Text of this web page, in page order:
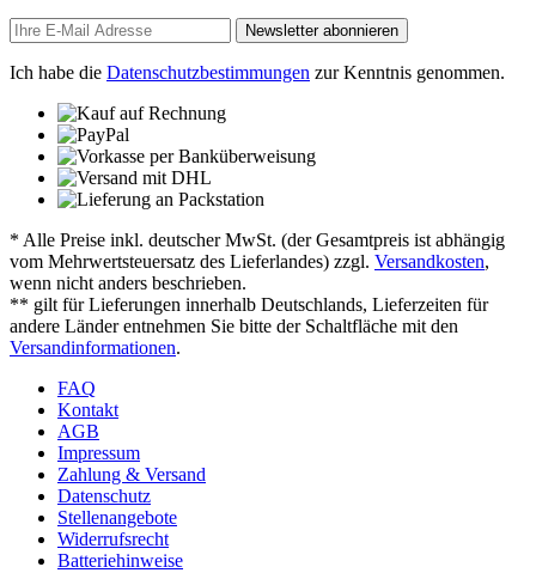
Newsletter abonnieren
Ich habe die Datenschutzbestimmungen zur Kenntnis genommen.
* Alle Preise inkl. deutscher MwSt. (der Gesamtpreis ist abhängig
vom Mehrwertsteuersatz des Lieferlandes) zzgl. Versandkosten,
wenn nicht anders beschrieben.
** gilt für Lieferungen innerhalb Deutschlands, Lieferzeiten für
andere Länder entnehmen Sie bitte der Schaltfläche mit den
Versandinformationen.
FAQ
Kontakt
AGB
Impressum
Zahlung & Versand
Datenschutz
Stellenangebote
Widerrufsrecht
Batteriehinweise